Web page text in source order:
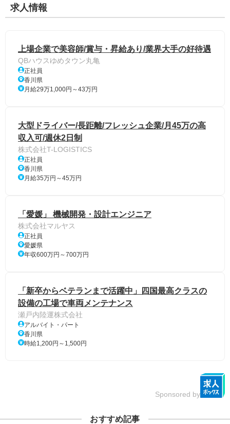
求人情報
上場企業で美容師/賞与・昇給あり/業界大手の好待遇
QBハウスゆめタウン丸亀
正社員
香川県
月給29万1,000円～43万円
大型ドライバー/長距離/フレッシュ企業/月45万の高
収入可/週休2日制
株式会社T-LOGISTICS
正社員
香川県
月給35万円～45万円
「愛媛」 機械開発・設計エンジニア
株式会社マルヤス
正社員
愛媛県
年収600万円～700万円
「新卒からベテランまで活躍中」四国最高クラスの
設備の工場で車両メンテナンス
瀬戸内陸運株式会社
アルバイト・パート
香川県
時給1,200円～1,500円
Sponsored by
おすすめ記事